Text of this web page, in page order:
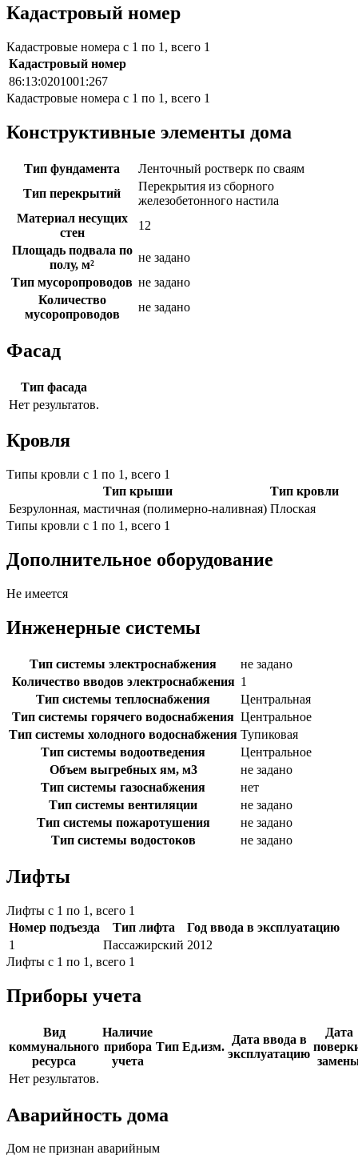
Кадастровый номер
Кадастровые номера с 1 по 1, всего 1
Кадастровый номер
86:13:0201001:267
Кадастровые номера с 1 по 1, всего 1
Конструктивные элементы дома
Тип фундамента
Ленточный ростверк по сваям
Тип перекрытий
Перекрытия из сборного
железобетонного настила
Материал несущих
стен
12
Площадь подвала по
полу, м²
не задано
Тип мусоропроводов не задано
Количество
мусоропроводов
не задано
Фасад
Тип фасада
Нет результатов.
Кровля
Типы кровли с 1 по 1, всего 1
Тип крыши
Тип кровли
Безрулонная, мастичная (полимерно-наливная) Плоская
Типы кровли с 1 по 1, всего 1
Дополнительное оборудование
Не имеется
Инженерные системы
Тип системы электроснабжения
не задано
Количество вводов электроснабжения 1
Тип системы теплоснабжения
Центральная
Тип системы горячего водоснабжения Центральное
Тип системы холодного водоснабжения Тупиковая
Тип системы водоотведения
Центральное
Объем выгребных ям, м3
не задано
Тип системы газоснабжения
нет
Тип системы вентиляции
не задано
Тип системы пожаротушения
не задано
Тип системы водостоков
не задано
Лифты
Лифты с 1 по 1, всего 1
Номер подъезда
Тип лифта
Год ввода в эксплуатацию
1
Пассажирский 2012
Лифты с 1 по 1, всего 1
Приборы учета
Вид
коммунального
ресурса
Наличие
прибора
учета
Тип Ед.изм.
Дата ввода в
эксплуатацию
Дата
Нет результатов.
Аварийность дома
Дом не признан аварийным